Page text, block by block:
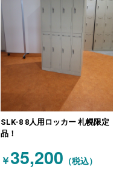
SLK-8 8人用ロッカー 札幌限定
品！
￥35,200 （税込）